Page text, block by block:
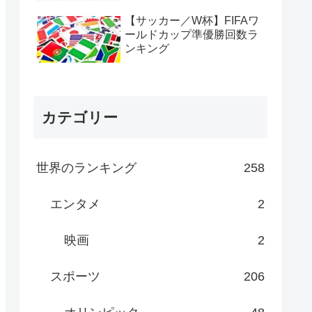
【サッカー／W杯】FIFAワ
ールドカップ準優勝回数ラ
ンキング
カテゴリー
世界のランキング 258
エンタメ 2
映画 2
スポーツ 206